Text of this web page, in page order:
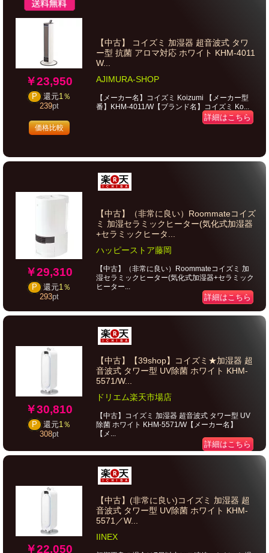
￥23,950
P 還元1％
239pt
価格比較
【中古】 コイズミ 加湿器 超音波式 タワ
ー型 抗菌 アロマ対応 ホワイト KHM-4011
W...
AJIMURA-SHOP
【メーカー名】コイズミ Koizumi 【メーカー型
番】KHM-4011/W【ブランド名】コイズミ Ko...
詳細はこちら
￥29,310
P 還元1％
293pt
【中古】（非常に良い）Roommateコイズ
ミ 加湿セラミックヒーター(気化式加湿器
+セラミックヒータ...
ハッピーストア藤岡
【中古】（非常に良い）Roommateコイズミ 加
湿セラミックヒーター(気化式加湿器+セラミック
ヒーター...
詳細はこちら
￥30,810
P 還元1％
308pt
【中古】【39shop】コイズミ★加湿器 超
音波式 タワー型 UV除菌 ホワイト KHM-
5571/W...
ドリエム楽天市場店
【中古】コイズミ 加湿器 超音波式 タワー型 UV
除菌 ホワイト KHM-5571/W【メーカー名】
【メ...
詳細はこちら
￥22,050
【中古】(非常に良い)コイズミ 加湿器 超
音波式 タワー型 UV除菌 ホワイト KHM-
5571／W...
IINEX